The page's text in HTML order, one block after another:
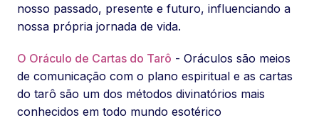
nosso passado, presente e futuro, influenciando a
nossa própria jornada de vida.
O Oráculo de Cartas do Tarô - Oráculos são meios
de comunicação com o plano espiritual e as cartas
do tarô são um dos métodos divinatórios mais
conhecidos em todo mundo esotérico